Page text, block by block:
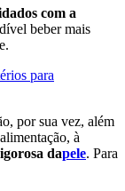
com a
beber mais
para
, por sua vez, além
à
dapele. Para